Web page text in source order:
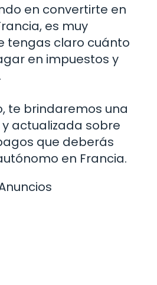
en convertirte en
es muy
tengas claro cuánto
en impuestos y
te brindaremos una
actualizada sobre
que deberás
en Francia.